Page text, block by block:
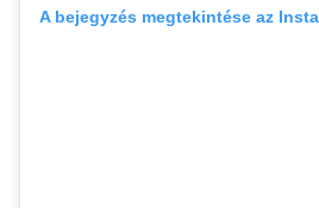
A bejegyzés megtekintése az